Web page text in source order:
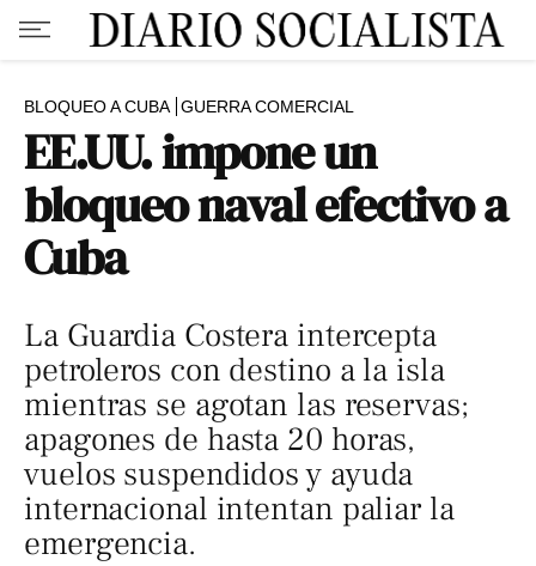
BLOQUEO A CUBA GUERRA COMERCIAL
EE.UU. impone un
bloqueo naval efectivo a
Cuba
La Guardia Costera intercepta
petroleros con destino a la isla
mientras se agotan las reservas;
apagones de hasta 20 horas,
vuelos suspendidos y ayuda
internacional intentan paliar la
emergencia.